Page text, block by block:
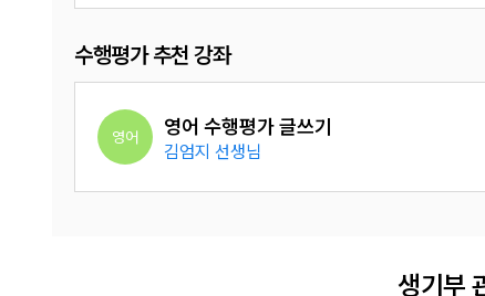
수행평가 추천 강좌
[수학l] 교과서 9종 서술형 특강
남혜영 선생님
영어 [화이트 라벨] 서술형 핵심패턴
영어 영어 수행평가 글쓰기
김엄지 선생님
수학
생기부